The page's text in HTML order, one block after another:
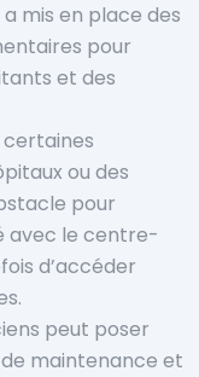
mis en place des
pour
et des
ou des
pour
avec le centre-
d’accéder
peut poser
maintenance et